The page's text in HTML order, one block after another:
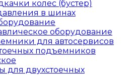
колес (бустер)
в шинах
оборудование
для автосервисов
подъемников
для двухстоечных